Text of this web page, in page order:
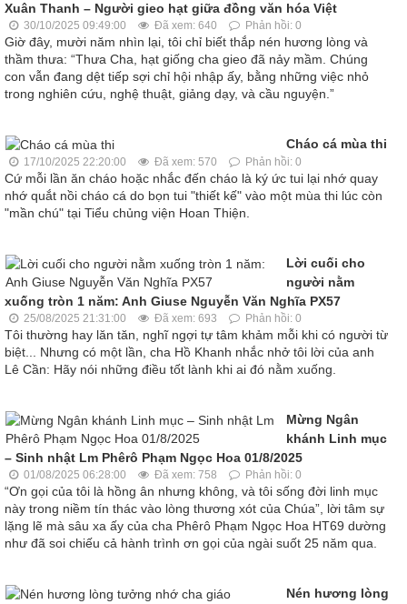
Xuân Thanh – Người gieo hạt giữa đồng văn hóa Việt
30/10/2025 09:49:00 Đã xem: 640 Phản hồi: 0
Giờ đây, mười năm nhìn lại, tôi chỉ biết thắp nén hương lòng và
thầm thưa: “Thưa Cha, hạt giống cha gieo đã nảy mầm. Chúng
con vẫn đang dệt tiếp sợi chỉ hội nhập ấy, bằng những việc nhỏ
trong nghiên cứu, nghệ thuật, giảng dạy, và cầu nguyện.”
Cháo cá mùa thi
17/10/2025 22:20:00 Đã xem: 570 Phản hồi: 0
Cứ mỗi lần ăn cháo hoặc nhắc đến cháo là ký ức tui lại nhớ quay
nhớ quắt nồi cháo cá do bọn tui "thiết kế" vào một mùa thi lúc còn
"mần chú" tại Tiểu chủng viện Hoan Thiện.
Lời cuối cho
người nằm
xuống tròn 1 năm: Anh Giuse Nguyễn Văn Nghĩa PX57
25/08/2025 21:31:00 Đã xem: 693 Phản hồi: 0
Tôi thường hay lăn tăn, nghĩ ngợi tự tâm khảm mỗi khi có người từ
biệt... Nhưng có một lần, cha Hồ Khanh nhắc nhở tôi lời của anh
Lê Cần: Hãy nói những điều tốt lành khi ai đó nằm xuống.
Mừng Ngân
khánh Linh mục
– Sinh nhật Lm Phêrô Phạm Ngọc Hoa 01/8/2025
01/08/2025 06:28:00 Đã xem: 758 Phản hồi: 0
“Ơn gọi của tôi là hồng ân nhưng không, và tôi sống đời linh mục
này trong niềm tín thác vào lòng thương xót của Chúa”, lời tâm sự
lặng lẽ mà sâu xa ấy của cha Phêrô Phạm Ngọc Hoa HT69 dường
như đã soi chiếu cả hành trình ơn gọi của ngài suốt 25 năm qua.
Nén hương lòng